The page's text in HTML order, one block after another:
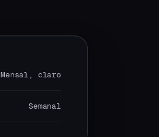
Mensal, claro
Semanal